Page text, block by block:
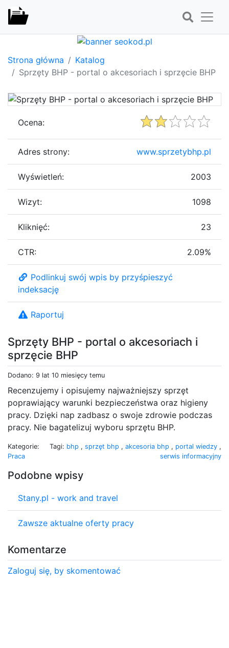
Strona główna
Katalog
Sprzęty BHP - portal o akcesoriach i sprzęcie BHP
Sprzęty BHP - portal o akcesoriach i
sprzęcie BHP
Dodano: 9 lat 10 miesięcy temu
Recenzujemy i opisujemy najważniejszy sprzęt
poprawiający warunki bezpieczeństwa oraz higieny
pracy. Dzięki nap zadbasz o swoje zdrowie podczas
pracy. Nie bagatelizuj wyboru sprzętu BHP.
Kategorie:
Praca
Tagi: bhp , sprzęt bhp , akcesoria bhp , portal wiedzy ,
serwis informacyjny
Podobne wpisy
Stany.pl - work and travel
Zawsze aktualne oferty pracy
Komentarze
Zaloguj się, by skomentować
Ocena:
Adres strony: www.sprzetybhp.pl
Wyświetleń: 2003
Wizyt: 1098
Kliknięć: 23
CTR: 2.09%
Podlinkuj swój wpis by przyśpieszyć
indeksację
Raportuj